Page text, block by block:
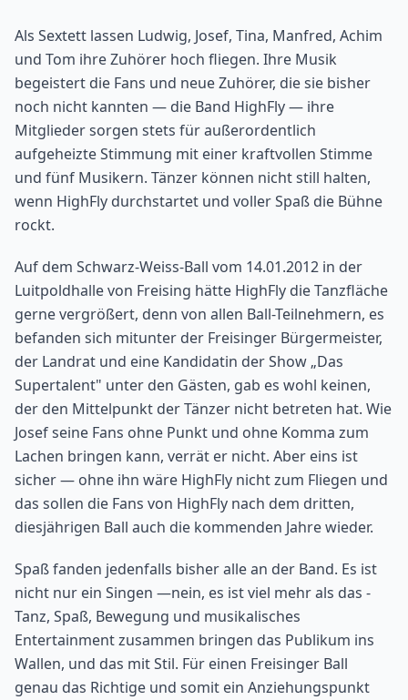
Als Sextett lassen Ludwig, Josef, Tina, Manfred, Achim
und Tom ihre Zuhörer hoch fliegen. Ihre Musik
begeistert die Fans und neue Zuhörer, die sie bisher
noch nicht kannten — die Band HighFly — ihre
Mitglieder sorgen stets für außerordentlich
aufgeheizte Stimmung mit einer kraftvollen Stimme
und fünf Musikern. Tänzer können nicht still halten,
wenn HighFly durchstartet und voller Spaß die Bühne
rockt.
Auf dem Schwarz-Weiss-Ball vom 14.01.2012 in der
Luitpoldhalle von Freising hätte HighFly die Tanzfläche
gerne vergrößert, denn von allen Ball-Teilnehmern, es
befanden sich mitunter der Freisinger Bürgermeister,
der Landrat und eine Kandidatin der Show „Das
Supertalent" unter den Gästen, gab es wohl keinen,
der den Mittelpunkt der Tänzer nicht betreten hat. Wie
Josef seine Fans ohne Punkt und ohne Komma zum
Lachen bringen kann, verrät er nicht. Aber eins ist
sicher — ohne ihn wäre HighFly nicht zum Fliegen und
das sollen die Fans von HighFly nach dem dritten,
diesjährigen Ball auch die kommenden Jahre wieder.
Spaß fanden jedenfalls bisher alle an der Band. Es ist
nicht nur ein Singen —nein, es ist viel mehr als das -
Tanz, Spaß, Bewegung und musikalisches
Entertainment zusammen bringen das Publikum ins
Wallen, und das mit Stil. Für einen Freisinger Ball
genau das Richtige und somit ein Anziehungspunkt